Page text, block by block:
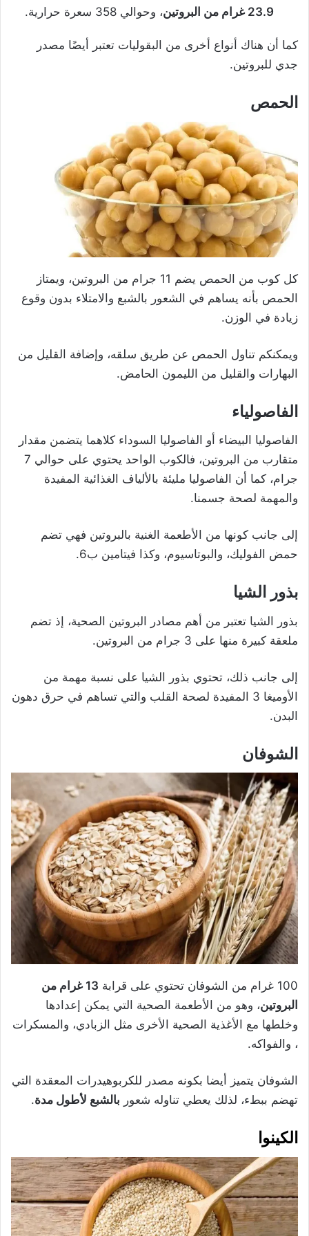
23.9 غرام من البروتين
، وحوالي 358 سعرة حرارية.
كما أن هناك أنواع أخرى من البقوليات تعتبر أيضًا مصدر
جدي للبروتين.
الحمص
كل كوب من الحمص يضم 11 جرام من البروتين، ويمتاز
الحمص بأنه يساهم في الشعور بالشبع والامتلاء بدون وقوع
زيادة في الوزن.
ويمكنكم تناول الحمص عن طريق سلقه، وإضافة القليل من
البهارات والقليل من الليمون الحامض.
الفاصولياء
الفاصوليا البيضاء أو الفاصوليا السوداء كلاهما يتضمن مقدار
متقارب من البروتين، فالكوب الواحد يحتوي على حوالي 7
جرام، كما أن الفاصوليا مليئة بالألياف الغذائية المفيدة
والمهمة لصحة جسمنا.
إلى جانب كونها من الأطعمة الغنية بالبروتين فهي تضم
حمض الفوليك، والبوتاسيوم، وكذا فيتامين ب6.
بذور الشيا
بذور الشيا تعتبر من أهم مصادر البروتين الصحية، إذ تضم
ملعقة كبيرة منها على 3 جرام من البروتين.
إلى جانب ذلك، تحتوي بذور الشيا على نسبة مهمة من
الأوميغا 3 المفيدة لصحة القلب والتي تساهم في حرق دهون
البدن.
الشوفان
100 غرام من الشوفان تحتوي على قرابة
13 غرام من
البروتين، وهو من الأطعمة الصحية التي يمكن إعدادها
وخلطها مع الأغذية الصحية الأخرى مثل الزبادي، والمسكرات
، والفواكه.
الشوفان يتميز أيضا بكونه مصدر للكربوهيدرات المعقدة التي
تهضم ببطء، لذلك يعطي تناوله شعور بالشبع لأطول مدة.
الكينوا